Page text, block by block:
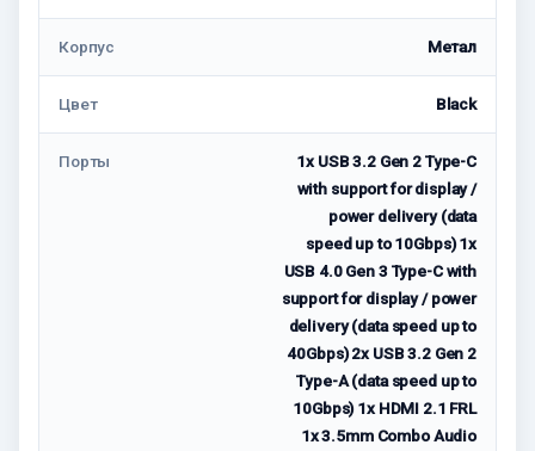
Корпус Метал
Цвет Black
Порты
1x USB 3.2 Gen 2 Type-C
with support for display /
power delivery (data
speed up to 10Gbps) 1x
USB 4.0 Gen 3 Type-C with
support for display / power
delivery (data speed up to
40Gbps) 2x USB 3.2 Gen 2
Type-A (data speed up to
10Gbps) 1x HDMI 2.1 FRL
1x 3.5mm Combo Audio